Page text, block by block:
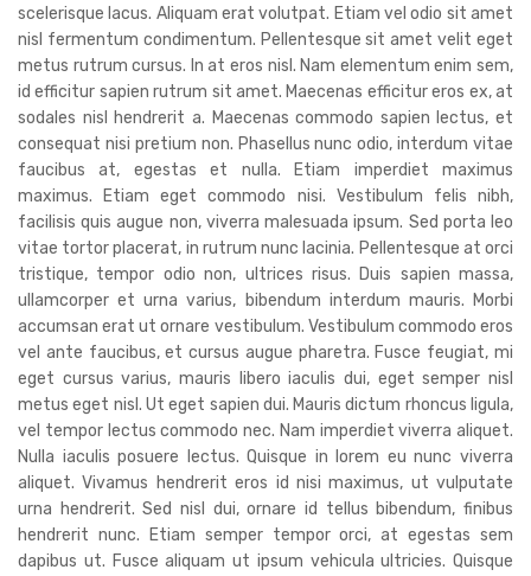
scelerisque lacus. Aliquam erat volutpat. Etiam vel odio sit amet
nisl fermentum condimentum. Pellentesque sit amet velit eget
metus rutrum cursus. In at eros nisl. Nam elementum enim sem,
id efficitur sapien rutrum sit amet. Maecenas efficitur eros ex, at
sodales nisl hendrerit a. Maecenas commodo sapien lectus, et
consequat nisi pretium non. Phasellus nunc odio, interdum vitae
faucibus at, egestas et nulla. Etiam imperdiet maximus
maximus. Etiam eget commodo nisi. Vestibulum felis nibh,
facilisis quis augue non, viverra malesuada ipsum. Sed porta leo
vitae tortor placerat, in rutrum nunc lacinia. Pellentesque at orci
tristique, tempor odio non, ultrices risus. Duis sapien massa,
ullamcorper et urna varius, bibendum interdum mauris. Morbi
accumsan erat ut ornare vestibulum. Vestibulum commodo eros
vel ante faucibus, et cursus augue pharetra. Fusce feugiat, mi
eget cursus varius, mauris libero iaculis dui, eget semper nisl
metus eget nisl. Ut eget sapien dui. Mauris dictum rhoncus ligula,
vel tempor lectus commodo nec. Nam imperdiet viverra aliquet.
Nulla iaculis posuere lectus. Quisque in lorem eu nunc viverra
aliquet. Vivamus hendrerit eros id nisi maximus, ut vulputate
urna hendrerit. Sed nisl dui, ornare id tellus bibendum, finibus
hendrerit nunc. Etiam semper tempor orci, at egestas sem
dapibus ut. Fusce aliquam ut ipsum vehicula ultricies. Quisque